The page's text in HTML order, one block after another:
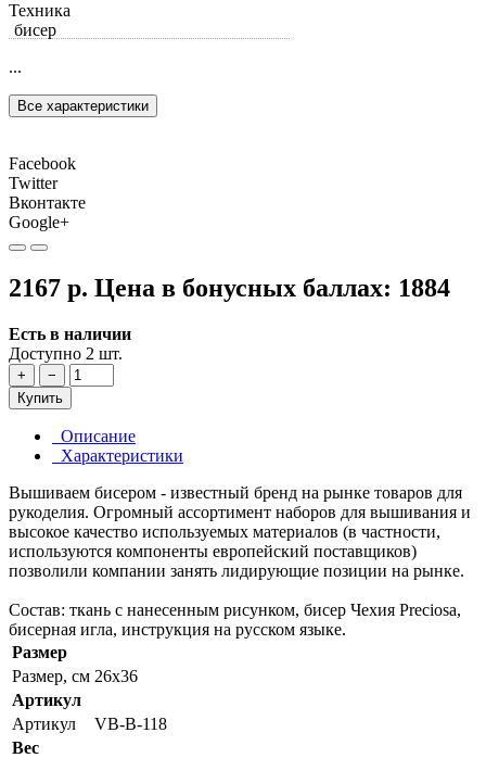
Техника
бисер
...
Все характеристики
Facebook
Twitter
Вконтакте
Google+
2167 р. Цена в бонусных баллах: 1884
Есть в наличии
Доступно 2 шт.
+
−
Купить
Описание
Характеристики
Вышиваем бисером - известный бренд на рынке товаров для
рукоделия. Огромный ассортимент наборов для вышивания и
высокое качество используемых материалов (в частности,
используются компоненты европейский поставщиков)
позволили компании занять лидирующие позиции на рынке.
Состав: ткань с нанесенным рисунком, бисер Чехия Preciosa,
бисерная игла, инструкция на русском языке.
Размер
Размер, см 26x36
Артикул
Артикул
VB-В-118
Вес